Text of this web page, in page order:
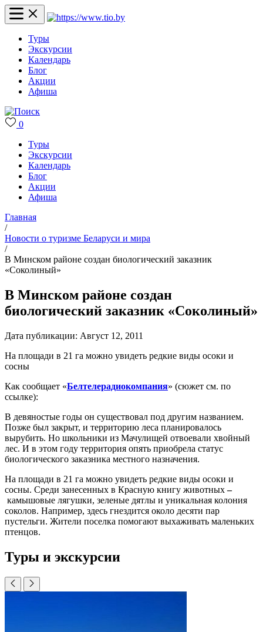
Туры
Экскурсии
Календарь
Блог
Акции
Афиша
0
Туры
Экскурсии
Календарь
Блог
Акции
Афиша
Главная
/
Новости о туризме Беларуси и мира
/
В Минском районе создан биологический заказник
«Соколиный»
В Минском районе создан
биологический заказник «Соколиный»
Дата публикации: Август 12, 2011
На площади в 21 га можно увидеть редкие виды осоки и
сосны
Как сообщает «Белтелерадиокомпания» (сюжет см. по
ссылке):
В девяностые годы он существовал под другим названием.
Позже был закрыт, и территорию леса планировалось
вырубить. Но школьники из Мачулищей отвоевали хвойный
лес. И в этом году территория опять приобрела статус
биологического заказника местного назначения.
На площади в 21 га можно увидеть редкие виды осоки и
сосны. Среди занесенных в Красную книгу животных–
камышовые лягушки, зеленые дятлы и уникальная колония
соколов. Например, здесь гнездится около десяти пар
пустельги. Жители поселка помогают выхаживать маленьких
птенцов.
Туры и экскурсии